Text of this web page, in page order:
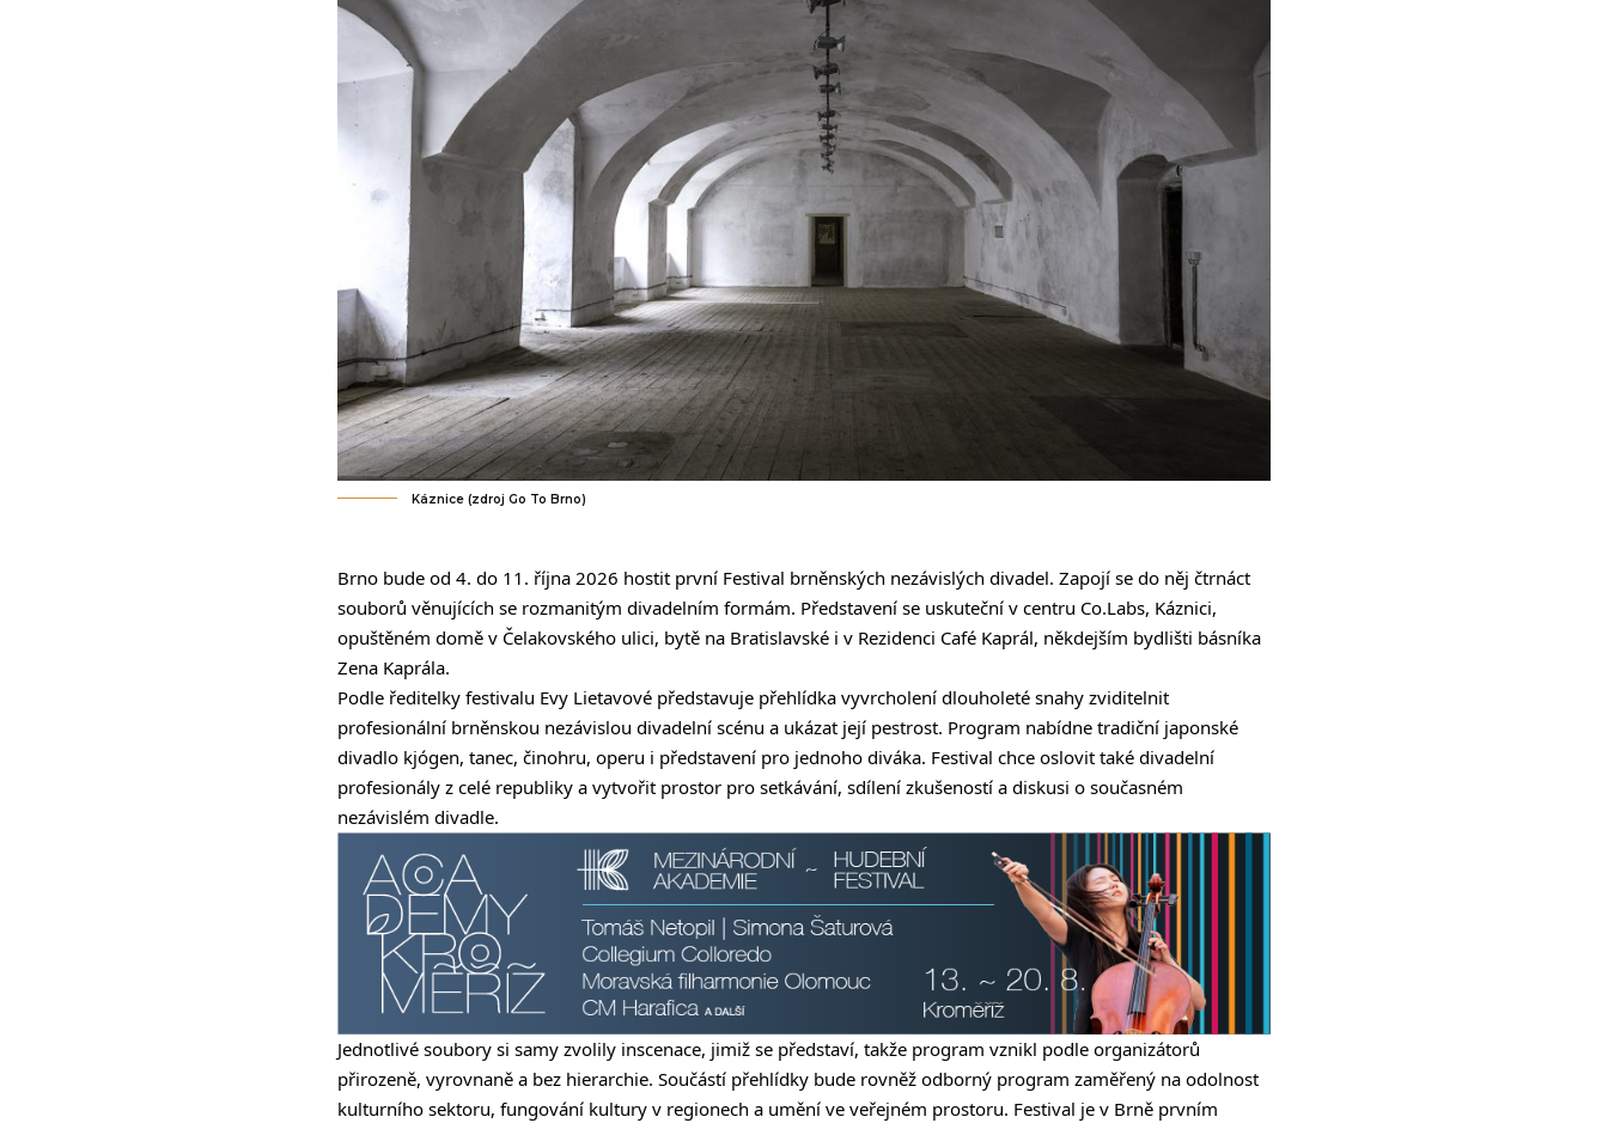
Káznice (zdroj Go To Brno)
Brno bude od 4. do 11. října 2026 hostit první Festival brněnských nezávislých divadel. Zapojí se do něj čtrnáct
souborů věnujících se rozmanitým divadelním formám. Představení se uskuteční v centru Co.Labs, Káznici,
opuštěném domě v Čelakovského ulici, bytě na Bratislavské i v Rezidenci Café Kaprál, někdejším bydlišti básníka
Zena Kaprála.
Podle ředitelky festivalu Evy Lietavové představuje přehlídka vyvrcholení dlouholeté snahy zviditelnit
profesionální brněnskou nezávislou divadelní scénu a ukázat její pestrost. Program nabídne tradiční japonské
divadlo kjógen, tanec, činohru, operu i představení pro jednoho diváka. Festival chce oslovit také divadelní
profesionály z celé republiky a vytvořit prostor pro setkávání, sdílení zkušeností a diskusi o současném
nezávislém divadle.
Jednotlivé soubory si samy zvolily inscenace, jimiž se představí, takže program vznikl podle organizátorů
přirozeně, vyrovnaně a bez hierarchie. Součástí přehlídky bude rovněž odborný program zaměřený na odolnost
kulturního sektoru, fungování kultury v regionech a umění ve veřejném prostoru. Festival je v Brně prvním